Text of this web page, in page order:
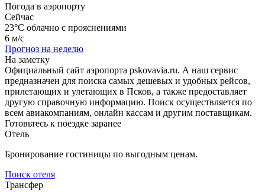
Погода в аэропорту
Сейчас
23°C облачно с прояснениями
6 м/с
Прогноз на неделю
На заметку
Официальный сайт аэропорта pskovavia.ru. А наш сервис
предназначен для поиска самых дешевых и удобных рейсов,
прилетающих и улетающих в Псков, а также предоставляет
другую справочную информацию. Поиск осуществляется по
всем авиакомпаниям, онлайн кассам и другим поставщикам.
Готовьтесь к поездке заранее
Отель
Бронирование гостиницы по выгодным ценам.
Поиск отеля
Трансфер